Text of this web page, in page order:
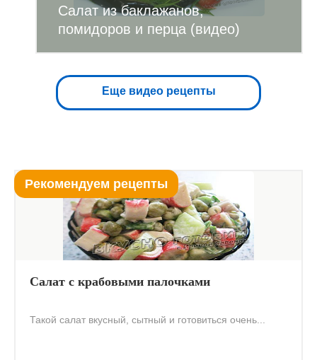
Салат из баклажанов,
помидоров и перца (видео)
Еще видео рецепты
Рекомендуем рецепты
Салат с крабовыми палочками
Такой салат вкусный, сытный и готовиться очень...